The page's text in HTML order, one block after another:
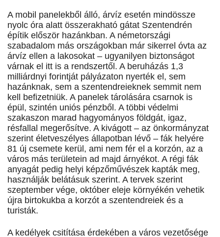
A mobil panelekből álló, árvíz esetén mindössze
nyolc óra alatt összerakható gátat Szentendrén
építik először hazánkban. A németországi
szabadalom más országokban már sikerrel óvta az
árvíz ellen a lakosokat – ugyanilyen biztonságot
várnak el itt is a rendszertől. A beruházás 1,3
milliárdnyi forintját pályázaton nyerték el, sem
hazánknak, sem a szentendreieknek semmit nem
kell befizetniük. A panelek tárolására csarnok is
épül, szintén uniós pénzből. A többi védelmi
szakaszon marad hagyományos földgát, igaz,
résfallal megerősítve. A kivágott – az önkormányzat
szerint életveszélyes állapotban lévő – fák helyére
81 új csemete kerül, ami nem fér el a korzón, az a
város más területein ad majd árnyékot. A régi fák
anyagát pedig helyi képzőművészek kapták meg,
használják belátásuk szerint. A tervek szerint
szeptember vége, október eleje környékén vehetik
újra birtokukba a korzót a szentendreiek és a
turisták.
A kedélyek csitítása érdekében a város vezetősége